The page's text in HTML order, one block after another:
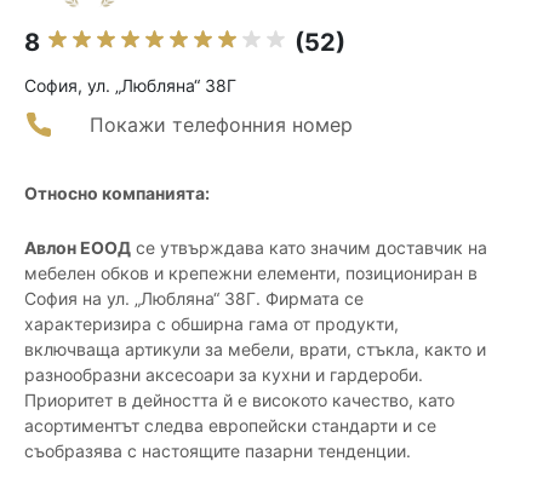
8 (52)
София, ул. „Любляна“ 38Г
Покажи телефонния номер
Относно компанията:
Авлон ЕООД се утвърждава като значим доставчик на
мебелен обков и крепежни елементи, позициониран в
София на ул. „Любляна“ 38Г. Фирмата се
характеризира с обширна гама от продукти,
включваща артикули за мебели, врати, стъкла, както и
разнообразни аксесоари за кухни и гардероби.
Приоритет в дейността й е високото качество, като
асортиментът следва европейски стандарти и се
съобразява с настоящите пазарни тенденции.